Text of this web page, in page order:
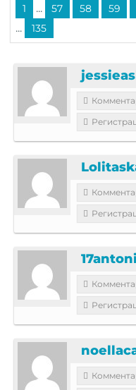
1 ... 57 58 59
... 135